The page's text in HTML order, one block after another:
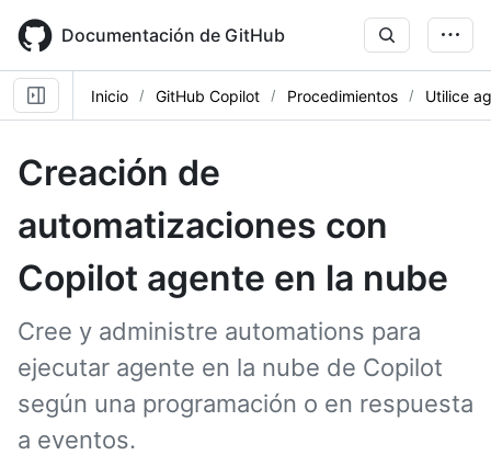
main
content
Documentación de GitHub
Inicio GitHub Copilot Procedimientos Utilice
Creación de
automatizaciones con
Copilot agente en la nube
Cree y administre automations para
ejecutar agente en la nube de Copilot
según una programación o en respuesta
a eventos.